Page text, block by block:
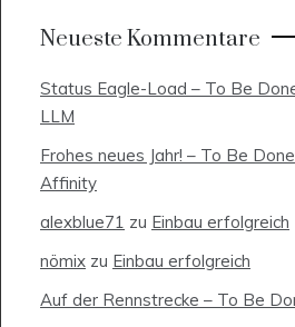
Neueste Kommentare
Status Eagle-Load – To Be
LLM
Frohes neues Jahr! – To Be Done
Affinity
alexblue71 zu Einbau erfolgreich
nömix zu Einbau erfolgreich
Auf der Rennstrecke – To Be